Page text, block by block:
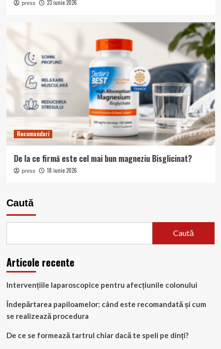
press 23 iunie 2026
Recomandari
De la ce firmă este cel mai bun magneziu Bisglicinat?
press 18 iunie 2026
Caută
Caută
Articole recente
Intervențiile laparoscopice pentru afecțiunile colonului
Îndepărtarea papiloamelor: când este recomandată și cum
se realizează procedura
De ce se formează tartrul chiar dacă te speli pe dinți?